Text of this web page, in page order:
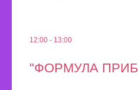
12:00 - 13:00
"ФОРМУЛА